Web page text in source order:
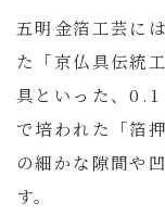
五明金箔工芸に
た「京仏具伝統
具といった、0.1
で培われた「箔
の細かな隙間や
す。